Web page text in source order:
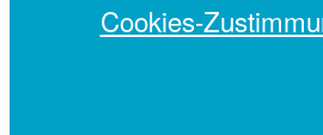
Cookies-